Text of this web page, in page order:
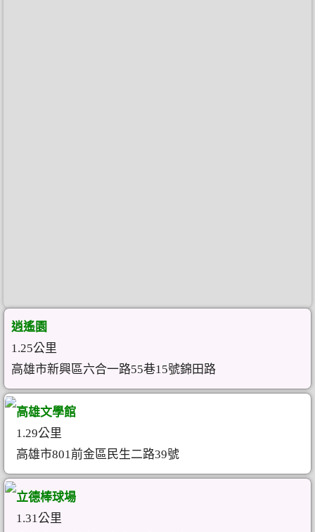
逍遙園
1.25公里
高雄市新興區六合一路55巷15號錦田路
高雄文學館
1.29公里
高雄市801前金區民生二路39號
立德棒球場
1.31公里